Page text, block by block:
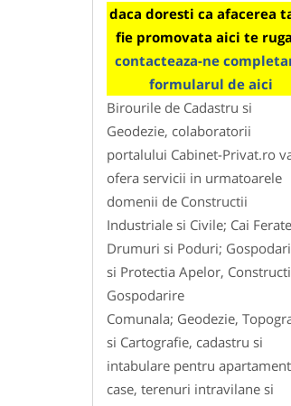
daca doresti ca afacerea
fie promovata aici te
contacteaza-ne
formularul de aici
Birourile de Cadastru si
Geodezie, colaboratorii
portalului Cabinet-Privat.ro
ofera servicii in urmatoarele
domenii de Constructii
Industriale si Civile; Cai
Drumuri si Poduri;
si Protectia Apelor,
Gospodarire
Comunala; Geodezie,
si Cartografie, cadastru si
intabulare pentru
case, terenuri intravilane si